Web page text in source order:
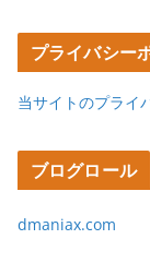
プライバシー
当サイトのプライ
ブログロール
dmaniax.com